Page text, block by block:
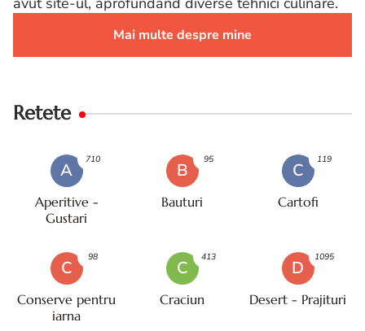
Mai multe despre mine
Retete
A
Aperitive -
Gustari
710
B
Bauturi
95
C
Cartofi
119
C
Conserve pentru
iarna
98
C
Craciun
413
D
Desert - Prajituri
1095